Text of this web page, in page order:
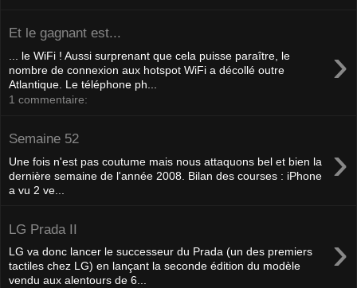
Et le gagnant est...
›
... le WiFi ! Aussi surprenant que cela puisse paraître, le
nombre de connexion aux hotspot WiFi a décollé outre
Atlantique. Le téléphone ph...
1 commentaire:
Semaine 52 ›
Une fois n'est pas coutume mais nous attaquons bel et bien la
dernière semaine de l'année 2008. Bilan des courses : iPhone
a vu 2 ve...
LG Prada II ›
LG va donc lancer le successeur du Prada (un des premiers
tactiles chez LG) en lançant la seconde édition du modèle
vendu aux alentours de 6...